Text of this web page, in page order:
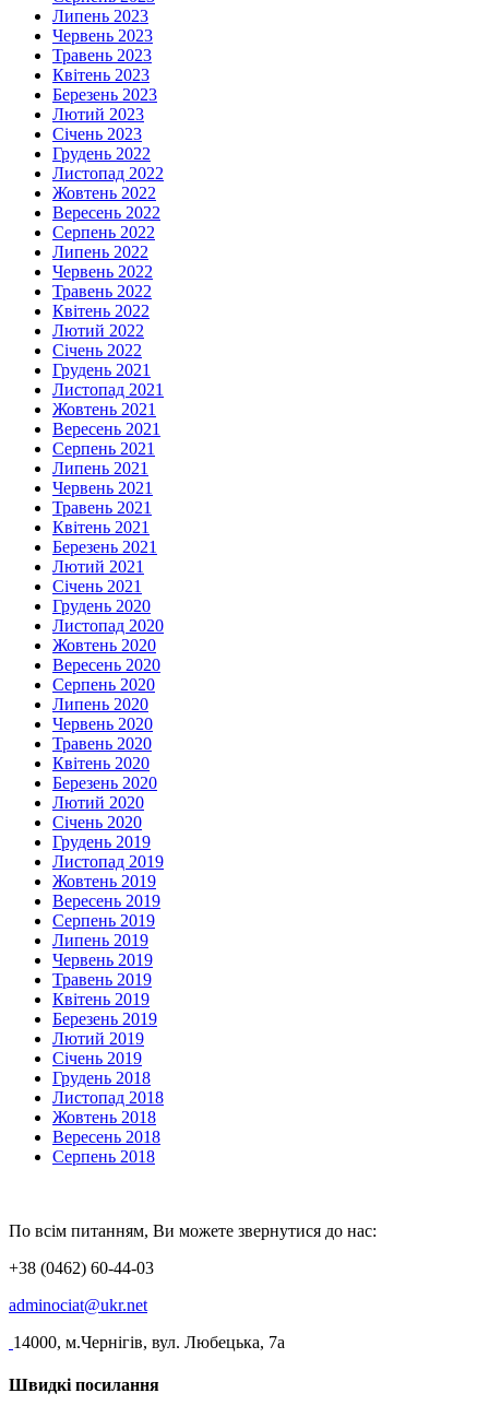
Липень 2023
Червень 2023
Травень 2023
Квітень 2023
Березень 2023
Лютий 2023
Січень 2023
Грудень 2022
Листопад 2022
Жовтень 2022
Вересень 2022
Серпень 2022
Липень 2022
Червень 2022
Травень 2022
Квітень 2022
Лютий 2022
Січень 2022
Грудень 2021
Листопад 2021
Жовтень 2021
Вересень 2021
Серпень 2021
Липень 2021
Червень 2021
Травень 2021
Квітень 2021
Березень 2021
Лютий 2021
Січень 2021
Грудень 2020
Листопад 2020
Жовтень 2020
Вересень 2020
Серпень 2020
Липень 2020
Червень 2020
Травень 2020
Квітень 2020
Березень 2020
Лютий 2020
Січень 2020
Грудень 2019
Листопад 2019
Жовтень 2019
Вересень 2019
Серпень 2019
Липень 2019
Червень 2019
Травень 2019
Квітень 2019
Березень 2019
Лютий 2019
Січень 2019
Грудень 2018
Листопад 2018
Жовтень 2018
Вересень 2018
Серпень 2018
По всім питанням, Ви можете звернутися до нас:
+38 (0462) 60-44-03
adminociat@ukr.net
14000, м.Чернігів, вул. Любецька, 7а
Швидкі посилання